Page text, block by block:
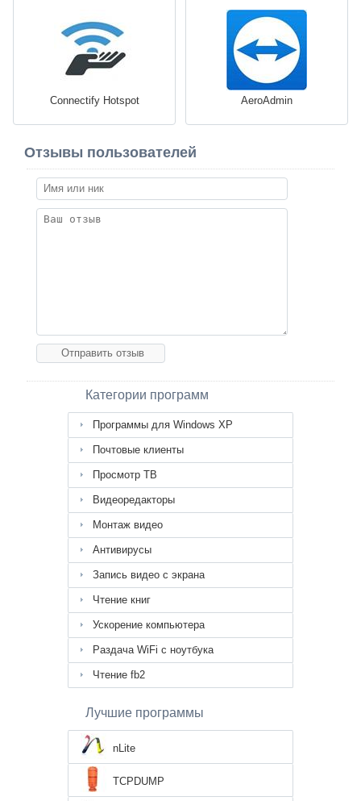
Connectify Hotspot AeroAdmin
Отзывы пользователей
Категории программ
Программы для Windows XP
Почтовые клиенты
Просмотр ТВ
Видеоредакторы
Монтаж видео
Антивирусы
Запись видео с экрана
Чтение книг
Ускорение компьютера
Раздача WiFi с ноутбука
Чтение fb2
Лучшие программы
nLite
TCPDUMP